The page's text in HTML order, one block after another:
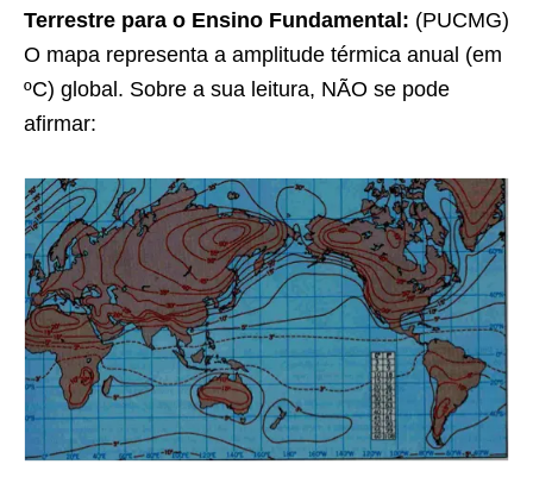
Terrestre para o Ensino Fundamental: (PUCMG)
O mapa representa a amplitude térmica anual (em
ºC) global. Sobre a sua leitura, NÃO se pode
afirmar: